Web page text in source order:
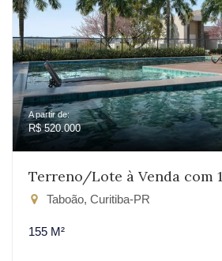
A partir de:
R$ 520.000
Terreno/Lote à Venda com
Taboão, Curitiba-PR
155 M²